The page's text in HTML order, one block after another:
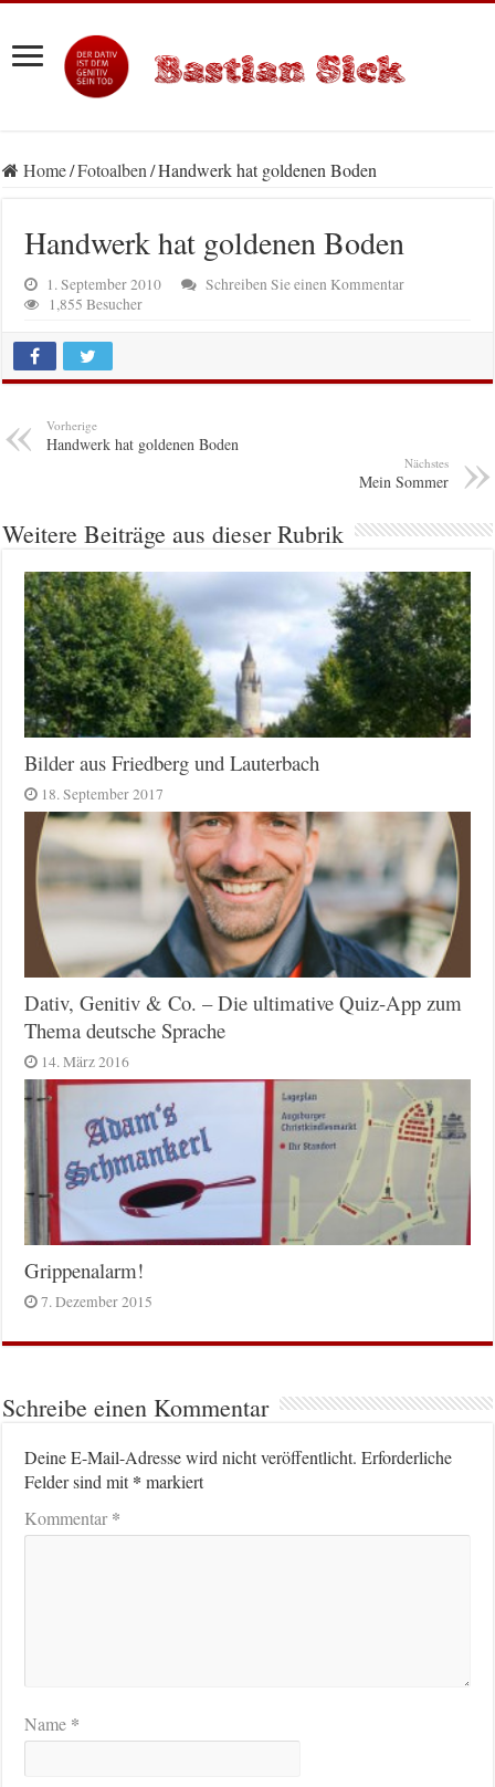
Home/Fotoalben/Handwerk hat goldenen Boden
Handwerk hat goldenen Boden
1. September 2010
Schreiben Sie einen Kommentar
1,855 Besucher
Vorherige
Handwerk hat goldenen Boden
Nächstes
Mein Sommer
Weitere Beiträge aus dieser Rubrik
Bilder aus Friedberg und Lauterbach
18. September 2017
Dativ, Genitiv & Co. – Die ultimative Quiz-App zum
Thema deutsche Sprache
14. März 2016
Grippenalarm!
7. Dezember 2015
Schreibe einen Kommentar
Deine E-Mail-Adresse wird nicht veröffentlicht. Erforderliche
Felder sind mit* markiert
Kommentar*
Name *